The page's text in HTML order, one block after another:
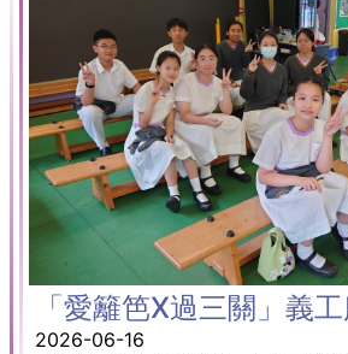
「愛籬笆X過三關」義
2026-06-16